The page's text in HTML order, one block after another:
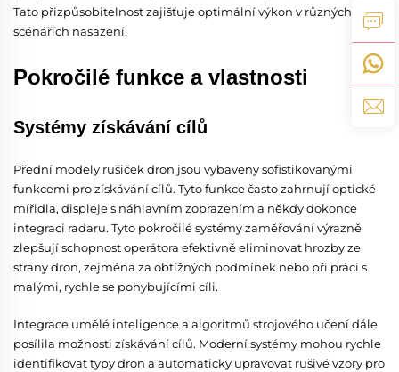
Tato přizpůsobitelnost zajišťuje optimální výkon v různých
scénářích nasazení.
Pokročilé funkce a vlastnosti
Systémy získávání cílů
Přední modely rušiček dron jsou vybaveny sofistikovanými
funkcemi pro získávání cílů. Tyto funkce často zahrnují optické
mířidla, displeje s náhlavním zobrazením a někdy dokonce
integraci radaru. Tyto pokročilé systémy zaměřování výrazně
zlepšují schopnost operátora efektivně eliminovat hrozby ze
strany dron, zejména za obtížných podmínek nebo při práci s
malými, rychle se pohybujícími cíli.
Integrace umělé inteligence a algoritmů strojového učení dále
posílila možnosti získávání cílů. Moderní systémy mohou rychle
identifikovat typy dron a automaticky upravovat rušivé vzory pro